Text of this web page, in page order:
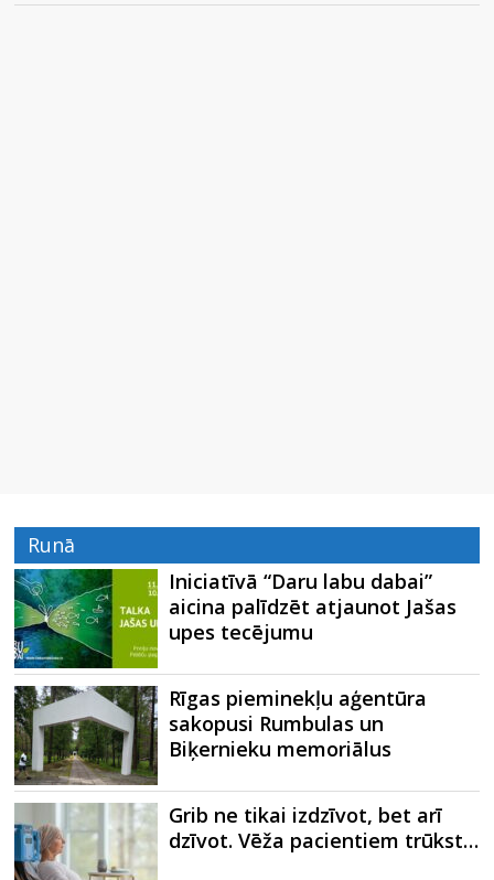
Runā
Iniciatīvā “Daru labu dabai”
aicina palīdzēt atjaunot Jašas
upes tecējumu
Rīgas pieminekļu aģentūra
sakopusi Rumbulas un
Biķernieku memoriālus
Grib ne tikai izdzīvot, bet arī
dzīvot. Vēža pacientiem trūkst…